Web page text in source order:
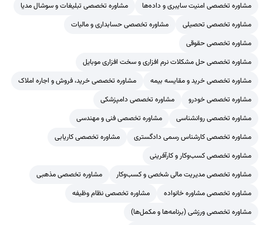
مشاوره تخصصی امنیت سایبری و داده‌ها
مشاوره تخصصی تبلیغات و سوشال مدیا
مشاوره تخصصی تحصیلی
مشاوره تخصصی حسابداری و مالیات
مشاوره تخصصی حقوقی
مشاوره تخصصی حل مشکلات نرم افزاری و سخت افزاری موبایل
مشاوره تخصصی خرید و مقایسه بیمه
مشاوره تخصصی خرید، فروش و اجاره املاک
مشاوره تخصصی خودرو
مشاوره تخصصی دامپزشکی
مشاوره تخصصی روانشناسی
مشاوره تخصصی فنی و مهندسی
مشاوره تخصصی کارشناس رسمی دادگستری
مشاوره تخصصی کاریابی
مشاوره تخصصی کسب‌وکار و کارآفرینی
مشاوره تخصصی مدیریت مالی شخصی و کسب‌وکار
مشاوره تخصصی مذهبی
مشاوره تخصصی مشاوره خانواده
مشاوره تخصصی نظام وظیفه
مشاوره تخصصی ورزشی (برنامه‌ها و مکمل‌ها)